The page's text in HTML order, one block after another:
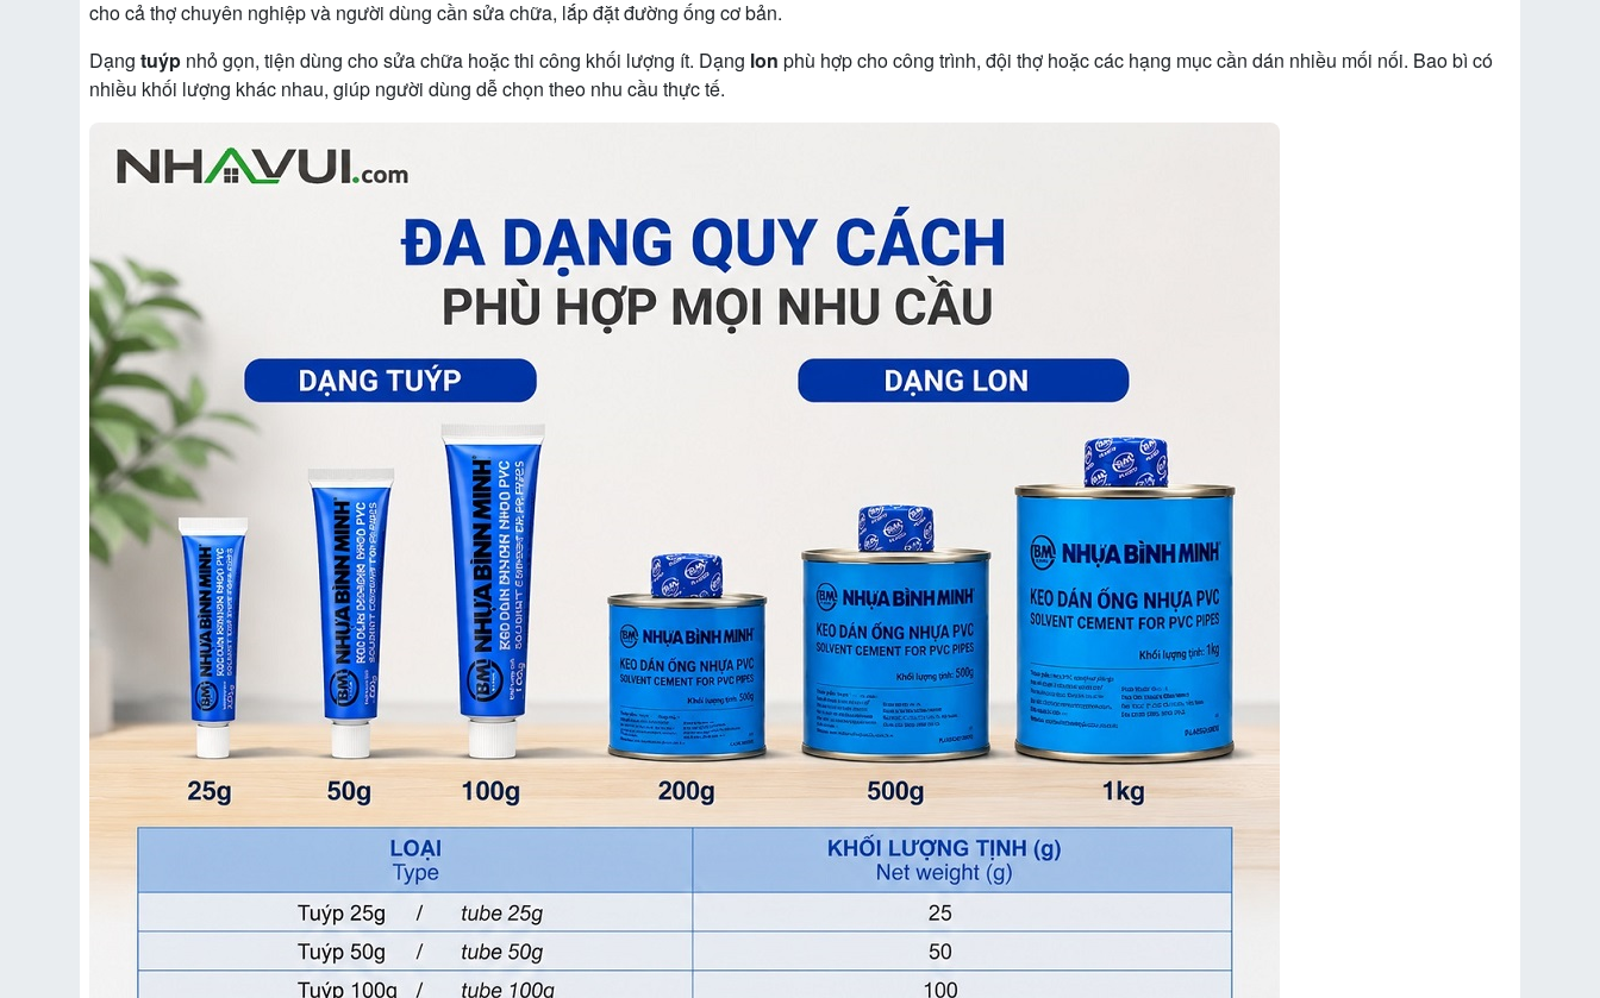
cho cả thợ chuyên nghiệp và người dùng cần sửa chữa, lắp đặt đường ống cơ bản.
Dạng tuýp nhỏ gọn, tiện dùng cho sửa chữa hoặc thi công khối lượng ít. Dạng lon phù hợp cho công trình, đội thợ hoặc các hạng mục cần dán nhiều mối nối. Bao bì có
nhiều khối lượng khác nhau, giúp người dùng dễ chọn theo nhu cầu thực tế.